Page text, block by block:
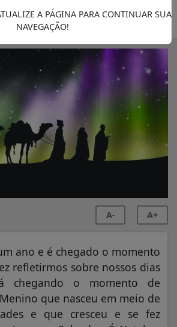
NORTE 30/11/-0001 00:00
A- A+
ano e é chegado o momento
refletirmos sobre nossos dias
chegando o momento de
que nasceu em meio de
e que cresceu e se fez
A PÁGINA PARA CONTINUAR SUA
NAVEGAÇÃO!